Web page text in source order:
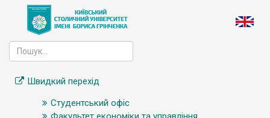
Швидкий перехід
Студентський офіс